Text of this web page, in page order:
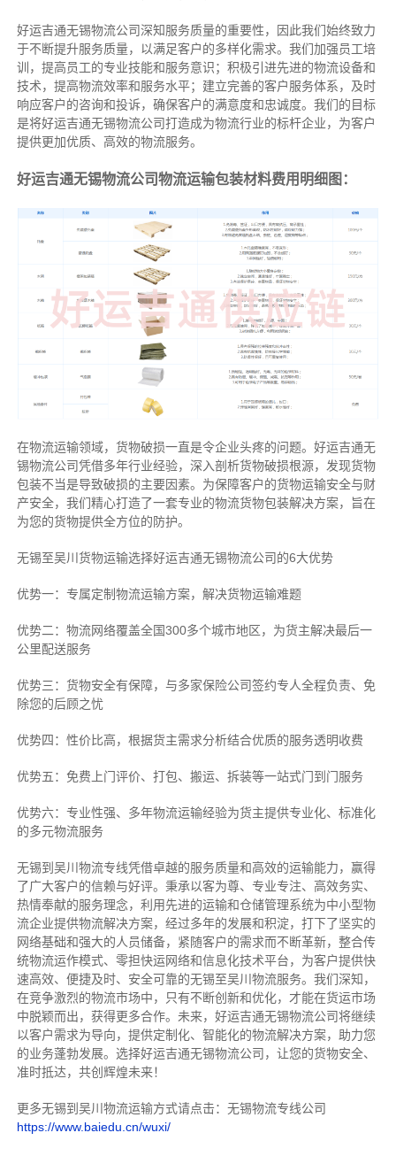
好运吉通无锡物流公司深知服务质量的重要性，因此我们始终致力
于不断提升服务质量，以满足客户的多样化需求。我们加强员工培
训，提高员工的专业技能和服务意识；积极引进先进的物流设备和
技术，提高物流效率和服务水平；建立完善的客户服务体系，及时
响应客户的咨询和投诉，确保客户的满意度和忠诚度。我们的目标
是将好运吉通无锡物流公司打造成为物流行业的标杆企业，为客户
提供更加优质、高效的物流服务。
好运吉通无锡物流公司物流运输包装材料费用明细图：
在物流运输领域，货物破损一直是令企业头疼的问题。好运吉通无
锡物流公司凭借多年行业经验，深入剖析货物破损根源，发现货物
包装不当是导致破损的主要因素。为保障客户的货物运输安全与财
产安全，我们精心打造了一套专业的物流货物包装解决方案，旨在
为您的货物提供全方位的防护。
无锡至吴川货物运输选择好运吉通无锡物流公司的6大优势
优势一：专属定制物流运输方案，解决货物运输难题
优势二：物流网络覆盖全国300多个城市地区，为货主解决最后一
公里配送服务
优势三：货物安全有保障，与多家保险公司签约专人全程负责、免
除您的后顾之忧
优势四：性价比高，根据货主需求分析结合优质的服务透明收费
优势五：免费上门评价、打包、搬运、拆装等一站式门到门服务
优势六：专业性强、多年物流运输经验为货主提供专业化、标准化
的多元物流服务
无锡到吴川物流专线凭借卓越的服务质量和高效的运输能力，赢得
了广大客户的信赖与好评。 秉承以客为尊、专业专注、高效务实、
热情奉献的服务理念，利用先进的运输和仓储管理系统为中小型物
流企业提供物流解决方案，经过多年的发展和积淀，打下了坚实的
网络基础和强大的人员储备，紧随客户的需求而不断革新，整合传
统物流运作模式、零担快运网络和信息化技术平台，为客户提供快
速高效、便捷及时、安全可靠的无锡至吴川物流服务。 我们深知，
在竞争激烈的物流市场中，只有不断创新和优化，才能在货运市场
中脱颖而出，获得更多合作。 未来，好运吉通无锡物流公司将继续
以客户需求为导向，提供定制化、智能化的物流解决方案，助力您
的业务蓬勃发展。选择好运吉通无锡物流公司，让您的货物安全、
准时抵达，共创辉煌未来！
更多无锡到吴川物流运输方式请点击：无锡物流专线公司
https://www.baiedu.cn/wuxi/